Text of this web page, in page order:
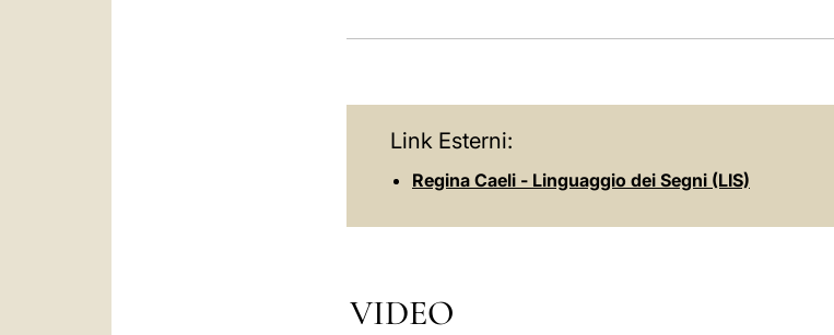
Link Esterni:
Regina Caeli - Linguaggio dei Segni (LIS)
VIDEO